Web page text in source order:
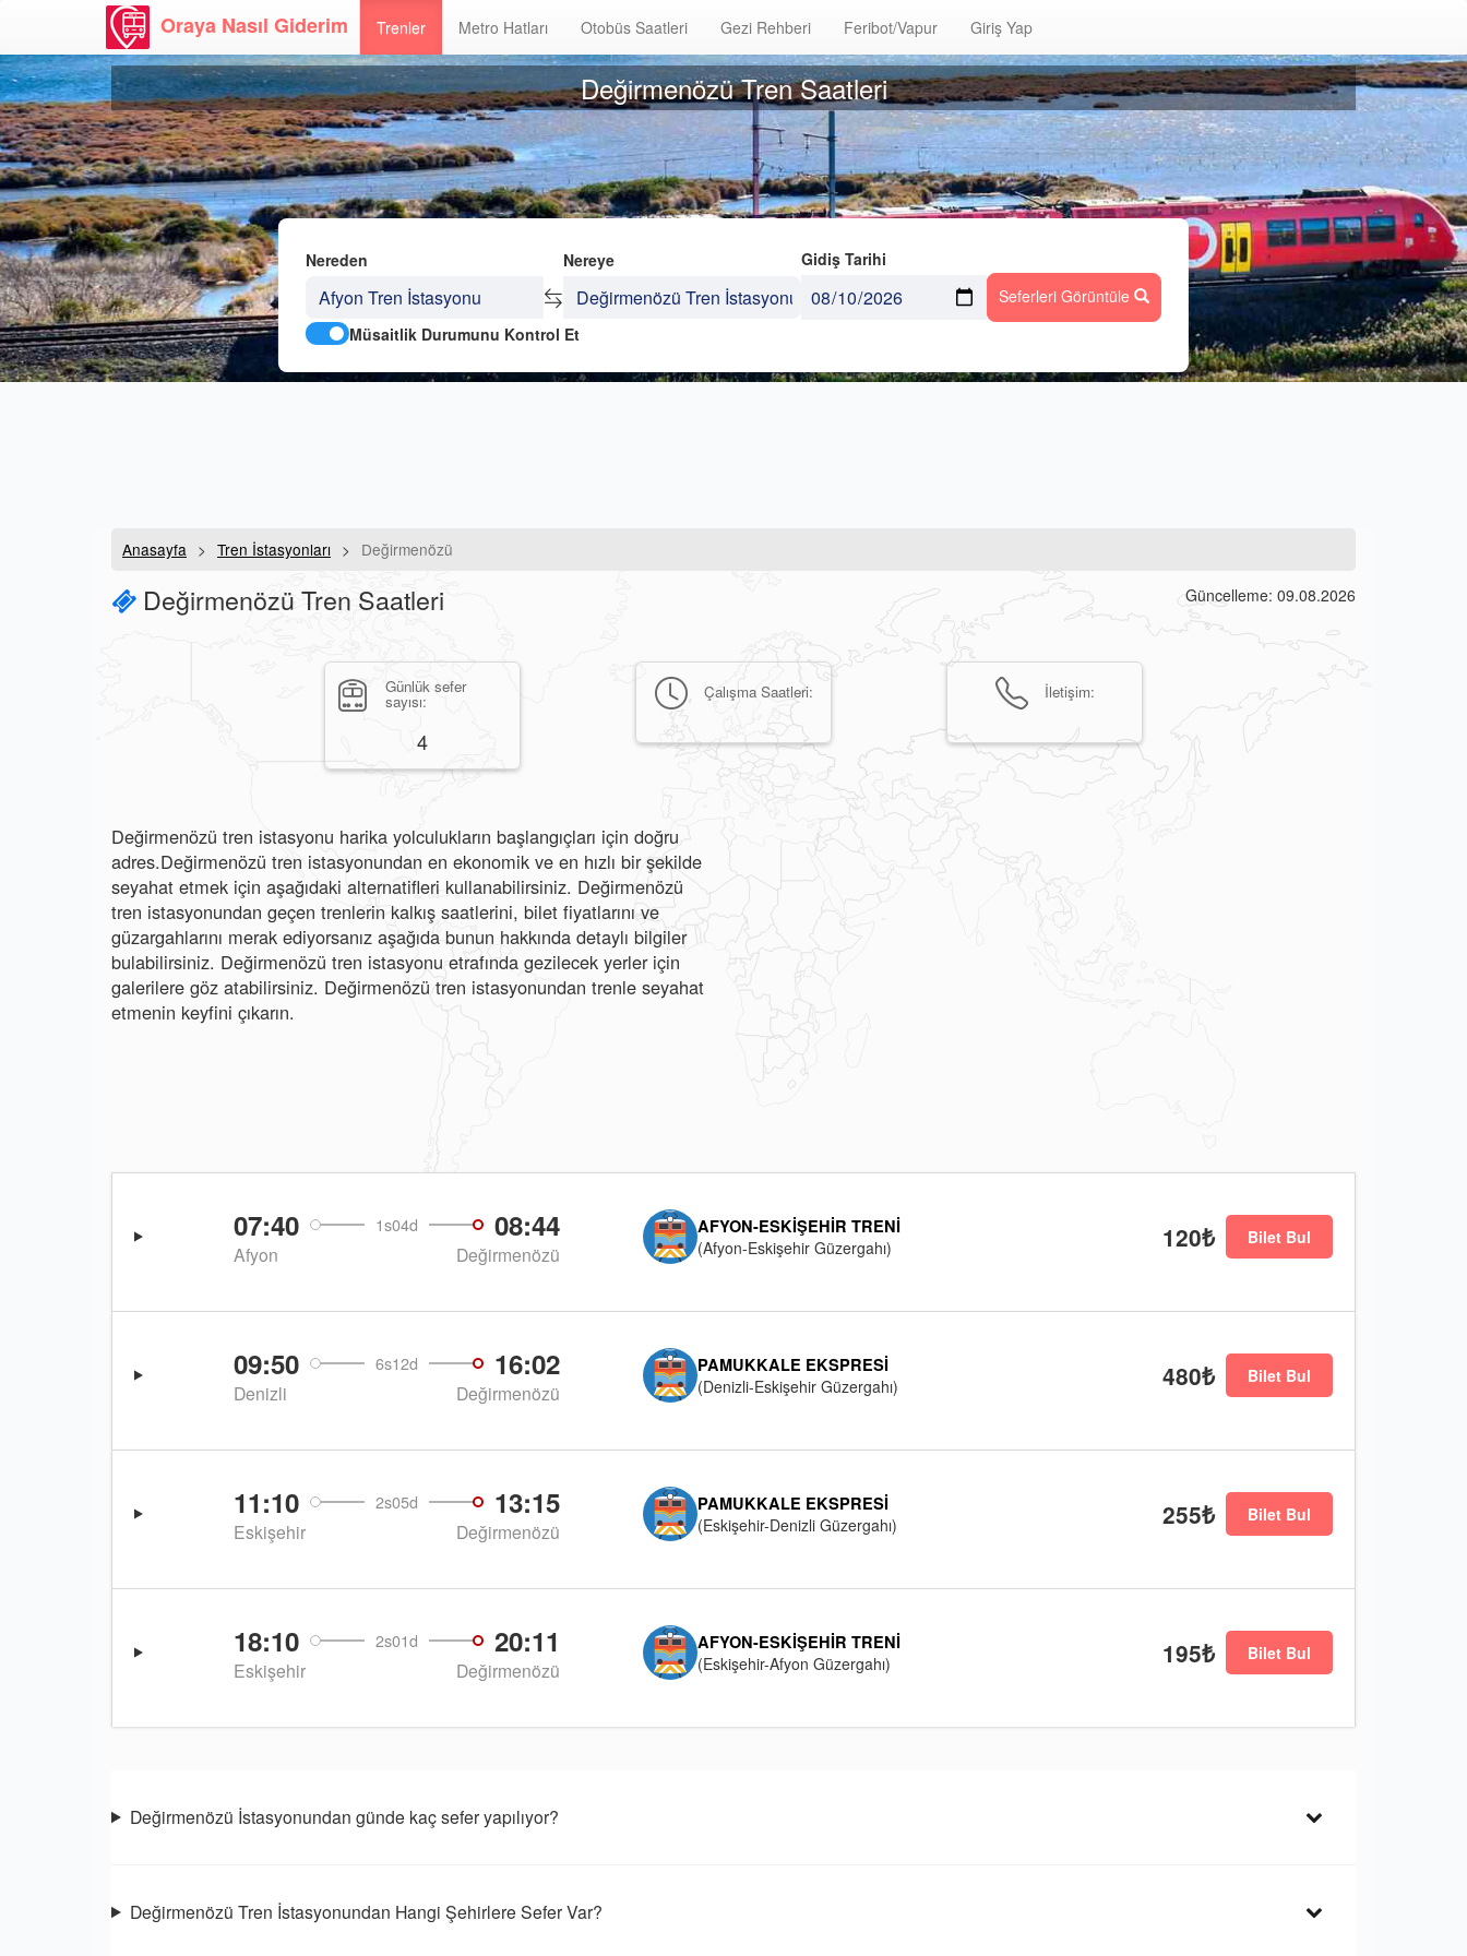
Oraya Nasıl Giderim Trenler Metro Hatları Otobüs Saatleri Gezi Rehberi Feribot/Vapur Giriş Yap
Değirmenözü Tren Saatleri
Nereden Nereye
Gidiş Tarihi
Seferleri Görüntüle
Müsaitlik Durumunu Kontrol Et
Anasayfa Tren İstasyonları Değirmenözü
Değirmenözü Tren Saatleri Güncelleme: 09.08.2026
Günlük sefer
sayısı:
4
Çalışma Saatleri: İletişim:
Değirmenözü tren istasyonu harika yolculukların başlangıçları için doğru
adres.Değirmenözü tren istasyonundan en ekonomik ve en hızlı bir şekilde
seyahat etmek için aşağıdaki alternatifleri kullanabilirsiniz. Değirmenözü
tren istasyonundan geçen trenlerin kalkış saatlerini, bilet fiyatlarını ve
güzargahlarını merak ediyorsanız aşağıda bunun hakkında detaylı bilgiler
bulabilirsiniz. Değirmenözü tren istasyonu etrafında gezilecek yerler için
galerilere göz atabilirsiniz. Değirmenözü tren istasyonundan trenle seyahat
etmenin keyfini çıkarın.
07:40 1s04d 08:44
Afyon Değirmenözü
AFYON-ESKIŞEHIR TRENI
(Afyon-Eskişehir Güzergahı)
120₺ Bilet Bul
09:50 6s12d 16:02
Denizli Değirmenözü
PAMUKKALE EKSPRESI
(Denizli-Eskişehir Güzergahı)
480₺ Bilet Bul
11:10 2s05d 13:15
Eskişehir Değirmenözü
PAMUKKALE EKSPRESI
(Eskişehir-Denizli Güzergahı)
255₺ Bilet Bul
18:10 2s01d 20:11
Eskişehir Değirmenözü
AFYON-ESKIŞEHIR TRENI
(Eskişehir-Afyon Güzergahı)
195₺ Bilet Bul
Değirmenözü İstasyonundan günde kaç sefer yapılıyor?
Değirmenözü Tren İstasyonundan Hangi Şehirlere Sefer Var?